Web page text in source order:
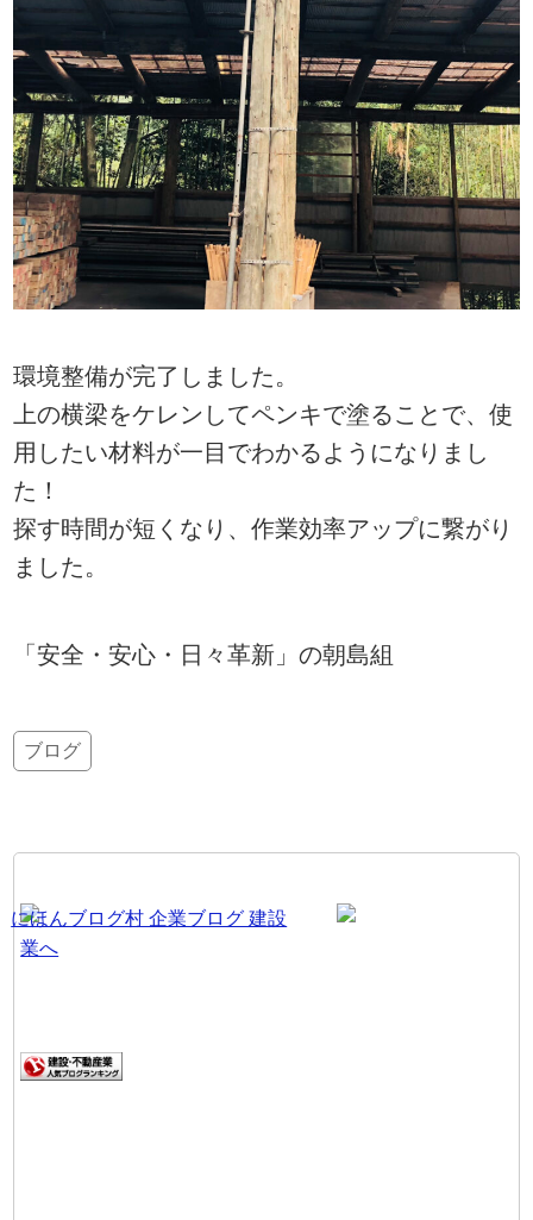
環境整備が完了しました。
上の横梁をケレンしてペンキで塗ることで、使
用したい材料が一目でわかるようになりまし
た！
探す時間が短くなり、作業効率アップに繋がり
ました。
「安全・安心・日々革新」の朝島組
ブログ